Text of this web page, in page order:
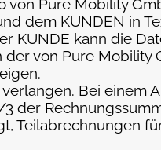
von Pure Mobility
dem KUNDEN in
KUNDE kann die
von Pure Mobility
Bei einem
der
Teilabrechnungen